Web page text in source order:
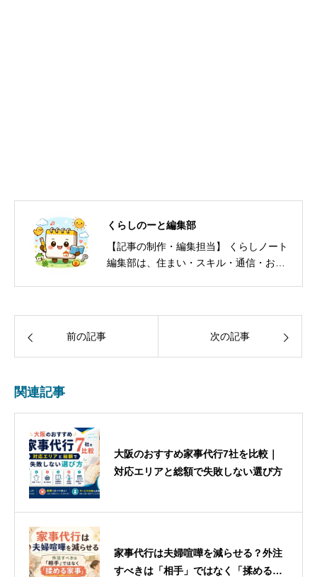
くらしのーと編集部
【記事の制作・編集担当】 くらしノート
編集部は、住まい・スキル・通信・お
体験・取材・事例を踏まえ、読者が「今
日やること」まで分かる記事づくりを心
前の記事 次の記事
関連記事
大阪のおすすめ家事代行7社を比較｜
対応エリアと総額で失敗しない選び方
家事代行は夫婦喧嘩を減らせる？外注
すべきは「相手」ではなく「揉める家